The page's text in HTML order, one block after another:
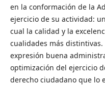
en la conformación de la
ejercicio de su actividad:
cual la calidad y la
cualidades más
expresión buena
optimización del ejercicio
derecho ciudadano que lo